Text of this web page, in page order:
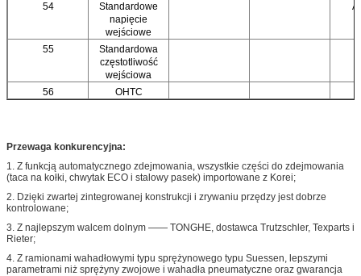
54
Standardowe
napięcie
wejściowe
55
Standardowa
częstotliwość
wejściowa
56 OHTC
Przewaga konkurencyjna:
1. Z funkcją automatycznego zdejmowania, wszystkie części do zdejmowania
(taca na kołki, chwytak ECO i stalowy pasek) importowane z Korei;
2. Dzięki zwartej zintegrowanej konstrukcji i zrywaniu przędzy jest dobrze
kontrolowane;
3. Z najlepszym walcem dolnym —— TONGHE, dostawca Trutzschler, Texparts i
Rieter;
4. Z ramionami wahadłowymi typu sprężynowego typu Suessen, lepszymi
parametrami niż sprężyny zwojowe i wahadła pneumatyczne oraz gwarancja